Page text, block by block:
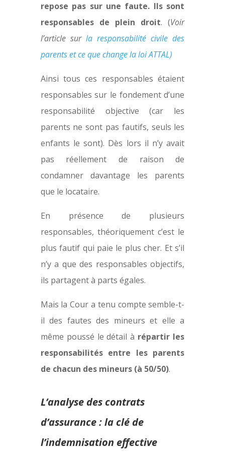
repose pas sur une faute. Ils sont
responsables de plein droit. (Voir
l’article sur la responsabilité civile des
parents et ce que change la loi ATTAL)
Ainsi tous ces responsables étaient
responsables sur le fondement d’une
responsabilité objective (car les
parents ne sont pas fautifs, seuls les
enfants le sont). Dès lors il n’y avait
pas réellement de raison de
condamner davantage les parents
que le locataire.
En présence de plusieurs
responsables, théoriquement c’est le
plus fautif qui paie le plus cher. Et s’il
n’y a que des responsables objectifs,
ils partagent à parts égales.
Mais la Cour a tenu compte semble-t-
il des fautes des mineurs et elle a
même poussé le détail à répartir les
responsabilités entre les parents
de chacun des mineurs (à 50/50).
L’analyse des contrats
d’assurance : la clé de
l’indemnisation effective